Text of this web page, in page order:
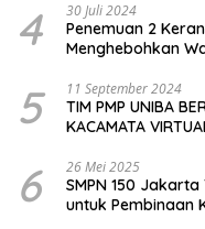
4 30 Juli 2024
Penemuan 2
Menghebohkan
5 11 September 2024
TIM PMP UNIBA
KACAMATA
6 26 Mei 2025
SMPN 150
untuk Pembinaan